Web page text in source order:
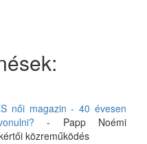
női magazin - 40 évesen
- Papp Noémi
közreműködés